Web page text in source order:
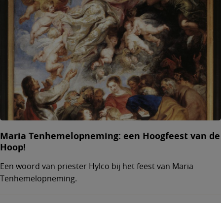
Maria Tenhemelopneming: een Hoogfeest van de
Hoop!
Een woord van priester Hylco bij het feest van Maria
Tenhemelopneming.